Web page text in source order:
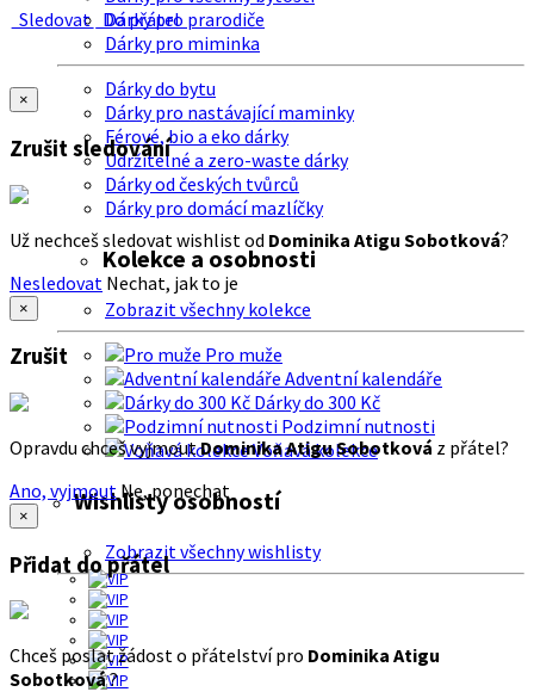
Dárky pro prarodiče
Dárky pro miminka
Dárky do bytu
Dárky pro nastávající maminky
Férové, bio a eko dárky
Udržitelné a zero-waste dárky
Dárky od českých tvůrců
Dárky pro domácí mazlíčky
Kolekce a osobnosti
Zobrazit všechny kolekce
Pro muže
Adventní kalendáře
Dárky do 300 Kč
Podzimní nutnosti
Voňavá kolekce
Wishlisty osobností
Zobrazit všechny wishlisty
Sledovat Do přátel
×
Zrušit sledování
Už nechceš sledovat wishlist od Dominika Atigu Sobotková?
Nesledovat Nechat, jak to je
×
Zrušit
Opravdu chceš vyjmoutDominika Atigu Sobotková z přátel?
Ano, vyjmout Ne, ponechat
×
Přidat do přátel
Chceš poslat žádost o přátelství pro Dominika Atigu
Sobotková?